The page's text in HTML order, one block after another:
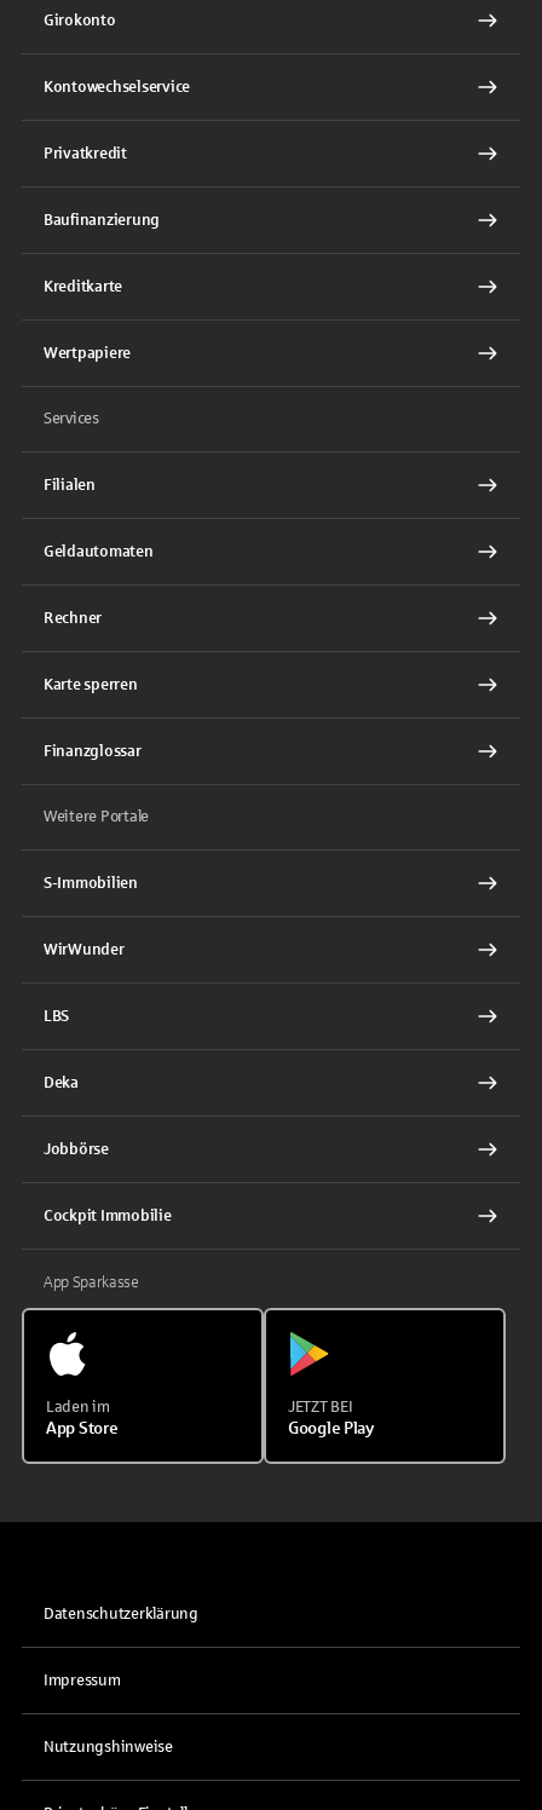
Girokonto
Kontowechselservice
Privatkredit
Baufinanzierung
Kreditkarte
Wertpapiere
Services
Filialen
Geldautomaten
Rechner
Karte sperren
Finanzglossar
Weitere Portale
S-Immobilien
WirWunder
LBS
Deka
Jobbörse
Cockpit Immobilie
App Sparkasse
Laden im
App Store
JETZT BEI
Google Play
Datenschutzerklärung
Impressum
Nutzungshinweise